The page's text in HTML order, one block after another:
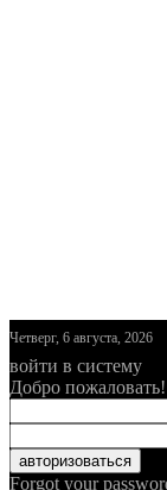
Четверг, 6 августа, 2026
войти в систему
Добро
Forgot your